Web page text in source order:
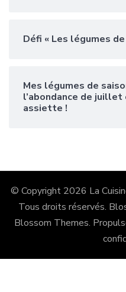
Défi « Les légumes
Mes légumes de
l’abondance de
assiette !
© Copyright 2026 La
Tous droits réservés.
Blossom Themes.